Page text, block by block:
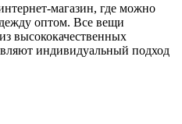
магазин, где можно
оптом. Все вещи
высококачественных
индивидуальный подход